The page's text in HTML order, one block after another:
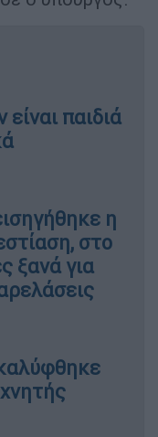
παιδιά
η
στο
ξανά για